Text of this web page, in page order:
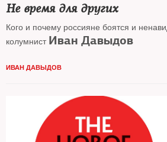
Не время для других
Кого и почему россияне боятся и
колумнист Иван Давыдов
ИВАН ДАВЫДОВ